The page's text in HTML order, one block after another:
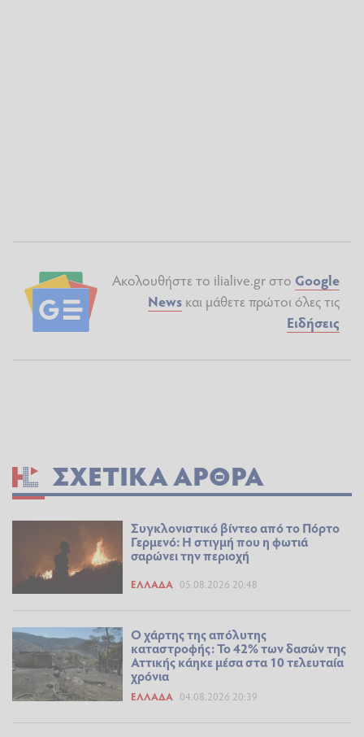
Ακολουθήστε το ilialive.gr στο Google
News και μάθετε πρώτοι όλες τις
Ειδήσεις
ΣΧΕΤΙΚΆ ΆΡΘΡΑ
Συγκλονιστικό βίντεο από το Πόρτο
Γερμενό: Η στιγμή που η φωτιά
σαρώνει την περιοχή
ΕΛΛΆΔΑ 05.08.2026 20:48
Ο χάρτης της απόλυτης
καταστροφής: Το 42% των δασών της
Αττικής κάηκε μέσα στα 10 τελευταία
χρόνια
ΕΛΛΆΔΑ 04.08.2026 20:39